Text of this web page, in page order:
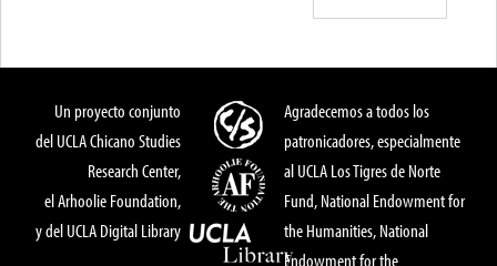
Un proyecto conjunto
del UCLA Chicano Studies
Research Center,
el Arhoolie Foundation,
y del UCLA Digital Library
Agradecemos a todos los
patronicadores, especialmente
al UCLA Los Tigres de Norte
Fund, National Endowment for
the Humanities, National
Endowment for the